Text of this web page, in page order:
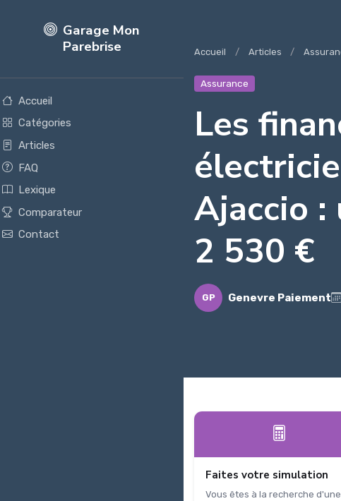
Garage Mon
Parebrise
Accueil
Catégories
Articles
FAQ
Lexique
Comparateur
Contact
Accueil Articles
Assurance
Les
Ajaccio :
2 530 €
GP Genevre Paiement
Faites votre simulation
Vous êtes à la recherche d'une